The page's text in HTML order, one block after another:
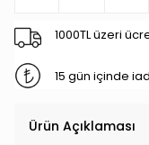
1000TL üzeri
15 gün içinde
Ürün Açıklaması